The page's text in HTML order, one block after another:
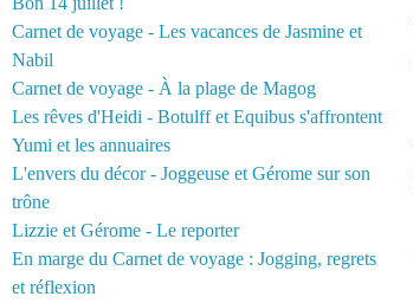
Carnet de voyage - Les vacances de Jasmine et
Nabil
Carnet de voyage - À la plage de Magog
Les rêves d'Heidi - Botulff et Equibus s'affrontent
Yumi et les annuaires
L'envers du décor - Joggeuse et Gérome sur son
trône
Lizzie et Gérome - Le reporter
En marge du Carnet de voyage : Jogging, regrets
et réflexion